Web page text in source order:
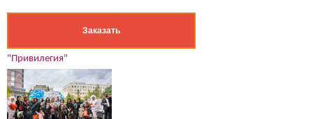
Заказать
"Привилегия"